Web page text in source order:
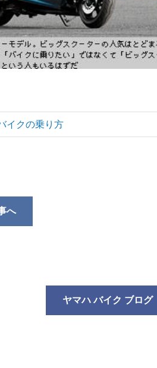
イクの乗り方
へ
ヤマハ バイク ブログ